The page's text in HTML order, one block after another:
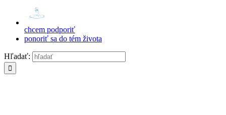
chcem podporiť
ponoriť sa do tém života
Hľadať: